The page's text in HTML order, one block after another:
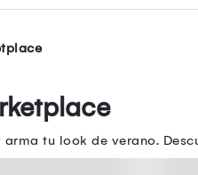
tu look de verano.